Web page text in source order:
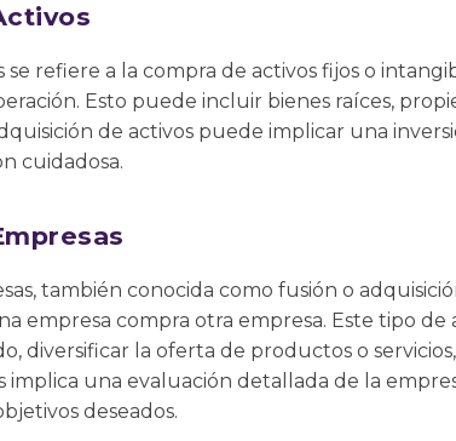
se refiere a la compra de activos fijos o
Esto puede incluir bienes raíces,
de activos puede implicar una
cuidadosa.
también conocida como fusión o
empresa compra otra empresa. Este tipo de
diversificar la oferta de productos o
implica una evaluación detallada de la
deseados.